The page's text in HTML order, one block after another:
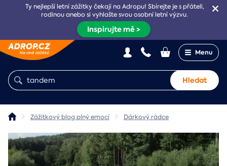
Ty nejlepší letní zážitky čekají na Adropu! Sbírejte je s přáteli,
rodinou anebo si vyhlašte svou osobní letní výzvu.
Inspirujte mě >
Menu
Hledat
Zážitkový blog plný emocí Dárkový rádce